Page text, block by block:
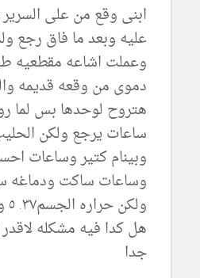
ابنى وقع من على
عليه وبعد ما فاق رجع
وعملت اشاعه مقطعيه
دموى من وقعه قديمه
هتروح لوحدها بس لما
ساعات يرجع ولكن
وبينام كتير وساعات
وساعات ساكت ودماغه
هل كدا فيه مشكله لاقدر
جدا